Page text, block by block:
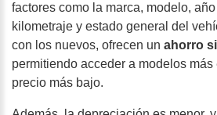
factores como la marca, modelo,
kilometraje y estado general del
con los nuevos, ofrecen un ahorro
permitiendo acceder a modelos
precio más bajo.